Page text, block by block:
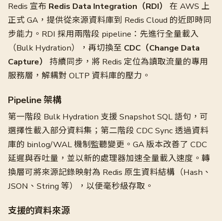
Redis 宣布 Redis Data Integration（RDI）
在 AWS 上
正式 GA，提供從來源資料庫到 Redis Cloud 的近即時同
步能力。RDI 採用兩階段 pipeline：先進行全量載入
（Bulk Hydration），再切換至 CDC（Change Data
Capture）
持續同步，將 Redis 定位為讀取流量的專用
服務層，解耦對 OLTP 資料庫的壓力。
Pipeline 架構
第一階段 Bulk Hydration 支援 Snapshot SQL 語句，可
選擇性載入部分資料集；第二階段 CDC Sync 透過資料
庫的 binlog/WAL 機制監聽變更。GA 版本改善了 CDC
延遲與吞吐量，並以新的處理器加速全量載入速度。轉
換層可將來源記錄映射為 Redis 原生資料結構（Hash、
JSON、String 等），以便毫秒級存取。
支援的資料來源